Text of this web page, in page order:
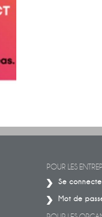
POUR LES
Se
Mot de